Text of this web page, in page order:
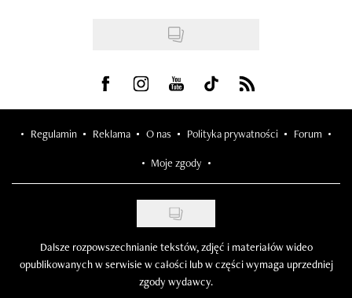
Visit us on Facebook
Visit us on Instagram
Visit us on Youtube
Visit us on Tiktok
Visit us on Rss
Regulamin Reklama O nas Polityka prywatności Forum
Moje zgody
Dalsze rozpowszechnianie tekstów, zdjęć i materiałów wideo
opublikowanych w serwisie w całości lub w części wymaga uprzedniej
zgody wydawcy.